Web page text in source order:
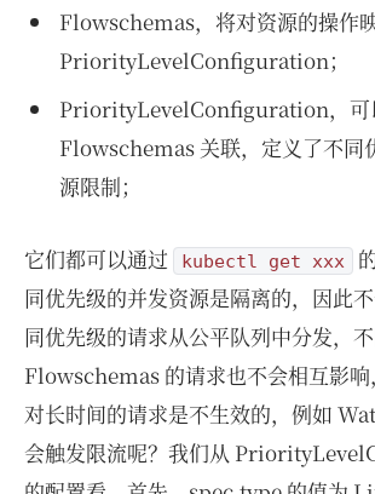
Flowschemas，将对资源的操作
PriorityLevelConfiguration；
PriorityLevelConfiguration，可
Flowschemas 关联，定义了不同
源限制；
它们都可以通过 kubectl get xxx
同优先级的并发资源是隔离的，因此
同优先级的请求从公平队列中分发，
Flowschemas 的请求也不会相互影响
对长时间的请求是不生效的，例如
会触发限流呢？我们从